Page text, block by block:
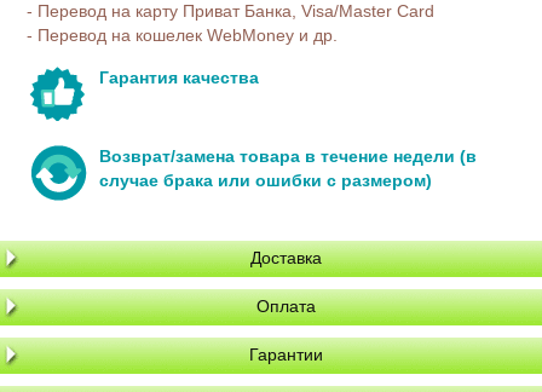
- Перевод на карту Приват Банка, Visa/Master Card
- Перевод на кошелек WebMoney и др.
Гарантия качества
Возврат/замена товара в течение недели (в
случае брака или ошибки с размером)
Доставка
Оплата
Гарантии